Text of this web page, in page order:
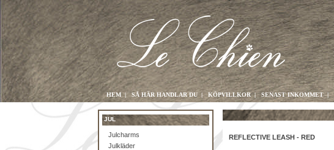
HEM |SÅ HÄR HANDLAR DU | KÖPVILLKOR| SENAST INKOMMET|
JUL
Julcharms
Julkläder
REFLECTIVE LEASH - RED